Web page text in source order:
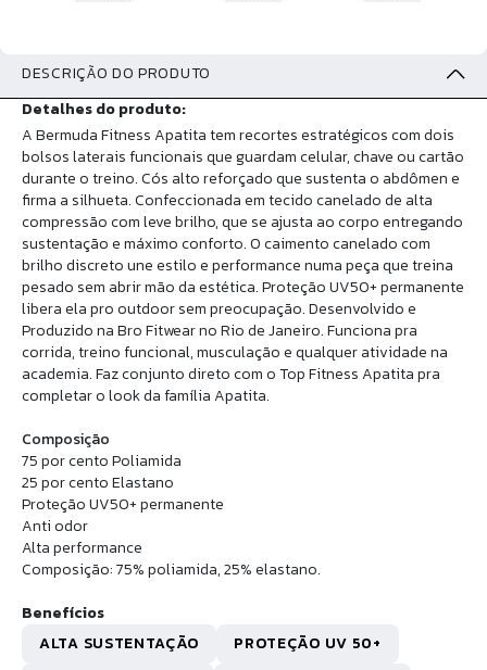
DESCRIÇÃO DO PRODUTO
Detalhes do produto:
A Bermuda Fitness Apatita tem recortes estratégicos com dois
bolsos laterais funcionais que guardam celular, chave ou cartão
durante o treino. Cós alto reforçado que sustenta o abdômen e
firma a silhueta. Confeccionada em tecido canelado de alta
compressão com leve brilho, que se ajusta ao corpo entregando
sustentação e máximo conforto. O caimento canelado com
brilho discreto une estilo e performance numa peça que treina
pesado sem abrir mão da estética. Proteção UV50+ permanente
libera ela pro outdoor sem preocupação. Desenvolvido e
Produzido na Bro Fitwear no Rio de Janeiro. Funciona pra
corrida, treino funcional, musculação e qualquer atividade na
academia. Faz conjunto direto com o Top Fitness Apatita pra
completar o look da família Apatita.
Composição
75 por cento Poliamida
25 por cento Elastano
Proteção UV50+ permanente
Anti odor
Alta performance
Composição: 75% poliamida, 25% elastano.
Benefícios
ALTA SUSTENTAÇÃO
PROTEÇÃO UV 50+